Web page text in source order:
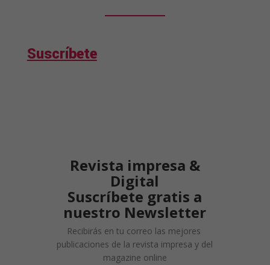
Suscríbete
Revista impresa &
Digital
Suscríbete gratis a
nuestro Newsletter
Recibirás en tu correo las mejores
publicaciones de la revista impresa y del
magazine online